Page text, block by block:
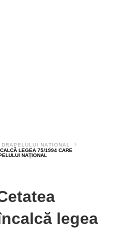
NAȚIONAL
LEGEA 75/1994 CARE
NAȚIONAL
legea